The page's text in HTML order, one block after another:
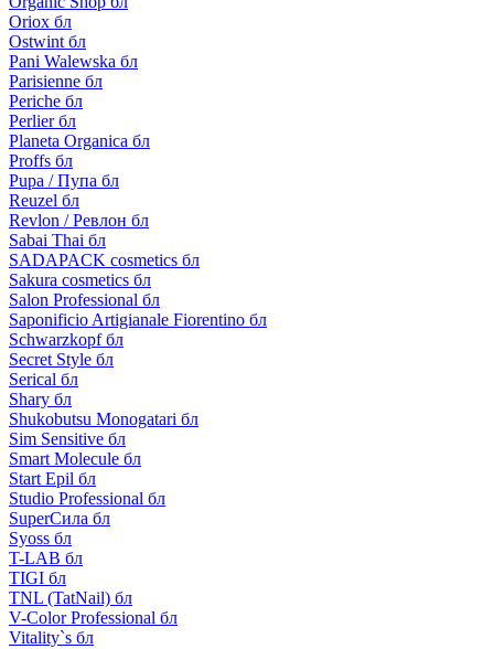
Oriox бл
Ostwint бл
Pani Walewska бл
Parisienne бл
Periche бл
Perlier бл
Planeta Organica бл
Proffs бл
Pupa / Пупа бл
Reuzel бл
Revlon / Ревлон бл
Sabai Thai бл
SADAPACK cosmetics бл
Sakura cosmetics бл
Salon Professional бл
Saponificio Artigianale Fiorentino бл
Schwarzkopf бл
Secret Style бл
Serical бл
Shary бл
Shukobutsu Monogatari бл
Sim Sensitive бл
Smart Molecule бл
Start Epil бл
Studio Professional бл
SuperСила бл
Syoss бл
T-LAB бл
TIGI бл
TNL (TatNail) бл
V-Color Professional бл
Vitality`s бл